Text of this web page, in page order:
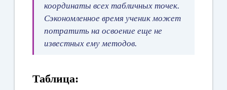
координаты всех табличных точек.
Сэкономленное время ученик может
потратить на освоение еще не
известных ему методов.
Таблица: